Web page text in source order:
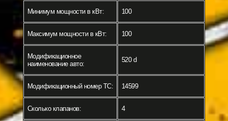
Минимум мощности в кВт: 100
Максимум мощности в кВт: 100
Модификационное
наименование авто:
520 d
Модификационный номер ТС: 14599
Сколько клапанов: 4